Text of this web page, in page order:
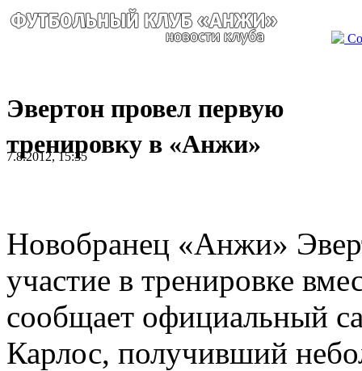
Эвертон провел первую
тренировку в «Анжи»
7.8.2012, 15:35
Новобранец «Анжи»
участие в тренировке
сообщает официальный
Карлос, получивший